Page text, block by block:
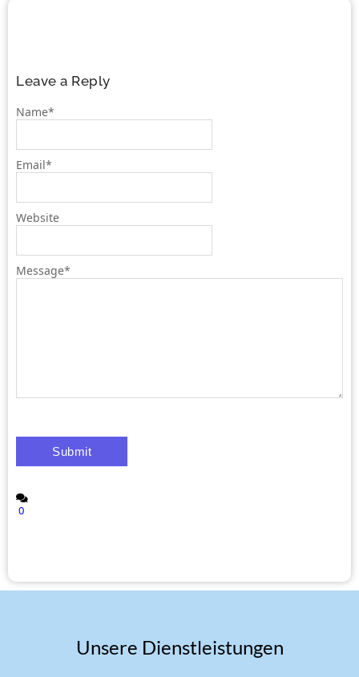
Leave a Reply
Message*
Name*
Email*
Website
0
Unsere Dienstleistungen